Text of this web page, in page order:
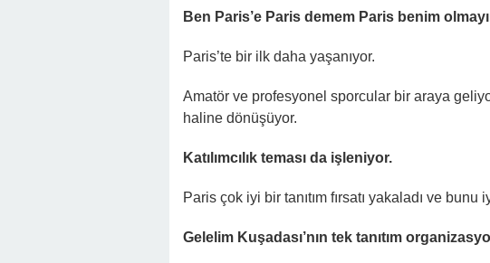
Ben Paris’e Paris demem Paris benim
Paris’te bir ilk daha yaşanıyor.
Amatör ve profesyonel sporcular bir araya
haline dönüşüyor.
Katılımcılık teması da işleniyor.
Paris çok iyi bir tanıtım fırsatı yakaladı ve bunu
Gelelim Kuşadası’nın tek tanıtım